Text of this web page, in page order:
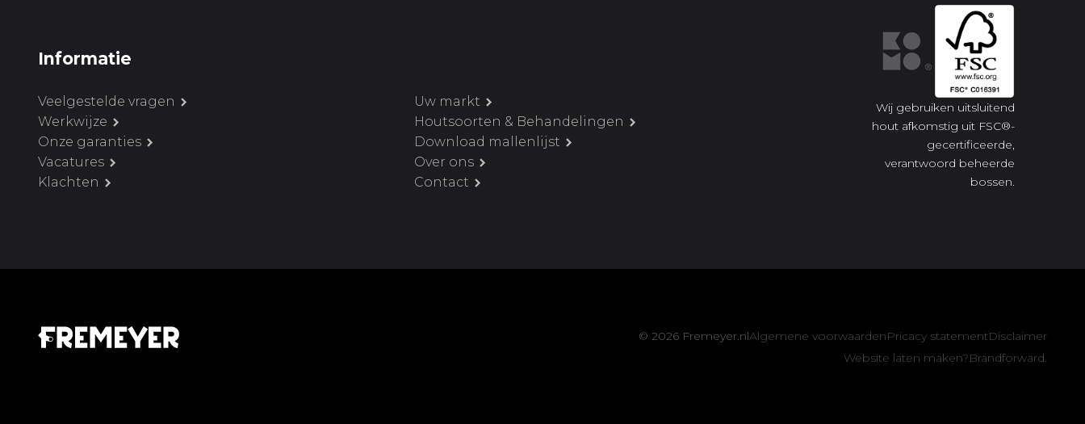
Informatie
Veelgestelde vragen
Werkwijze
Onze garanties
Vacatures
Klachten
Uw markt
Houtsoorten & Behandelingen
Download mallenlijst
Over ons
Contact
Wij gebruiken uitsluitend
hout afkomstig uit FSC®-
gecertificeerde,
verantwoord beheerde
bossen.
© 2026 Fremeyer.nlAlgemene voorwaardenPricacy statementDisclaimer
Website laten maken?Brandforward.